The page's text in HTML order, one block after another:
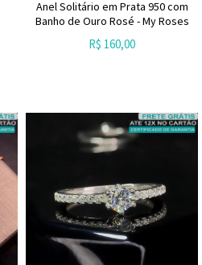
Anel Solitário em Prata 950 com
Banho de Ouro Rosé - My Roses
R$ 160,00